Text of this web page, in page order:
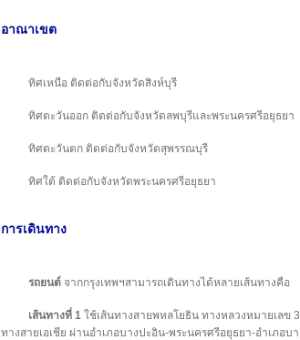
อาณาเขต
ทิศเหนือ ติดต่อกับจังหวัดสิงห์บุรี
ทิศตะวันออก ติดต่อกับจังหวัดลพบุรีและพระนครศรีอยุธยา
ทิศตะวันตก ติดต่อกับจังหวัดสุพรรณบุรี
ทิศใต้ ติดต่อกับจังหวัดพระนครศรีอยุธยา
การเดินทาง
รถยนต์ จากกรุงเทพฯสามารถเดินทางได้หลายเส้นทางคือ
เส้นทางที่ 1 ใช้เส้นทางสายพหลโยธิน ทางหลวงหมายเลข
ทางสายเอเชีย ผ่านอำเภอบางปะอิน-พระนครศรีอยุธยา-อำเภอบ